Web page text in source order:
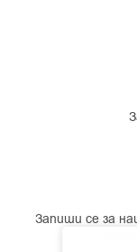
Запиши се за